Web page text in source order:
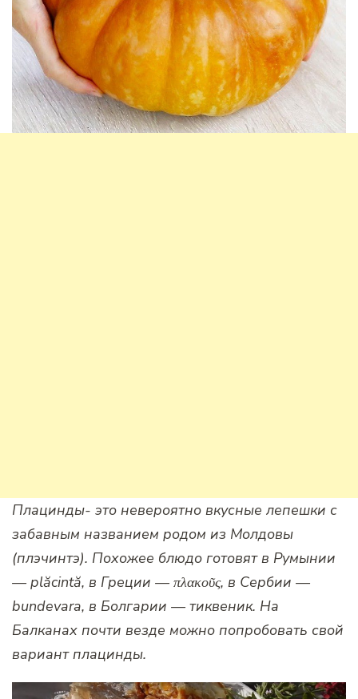
Плацинды- это невероятно вкусные лепешки с
забавным названием родом из Молдовы
(плэчинтэ). Похожее блюдо готовят в Румынии
— plăcintă, в Греции — πλακοῦς, в Сербии —
bundevara, в Болгарии — тиквеник. На
Балканах почти везде можно попробовать свой
вариант плацинды.